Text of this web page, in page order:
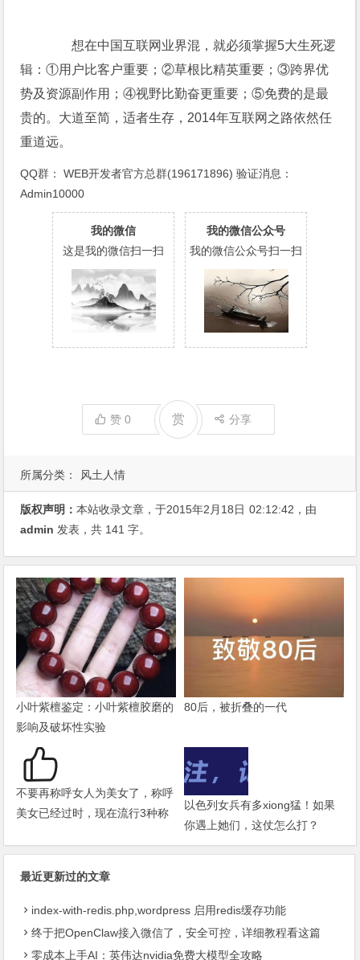
所属分类： 风土人情
想在中国互联网业界混，就必须掌握5大生死逻
辑：①用户比客户重要；②草根比精英重要；③跨界优
势及资源副作用；④视野比勤奋更重要；⑤免费的是最
贵的。大道至简，适者生存，2014年互联网之路依然任
重道远。
QQ群：WEB开发者官方总群(196171896) 验证消息：
Admin10000
我的微信
这是我的微信扫一扫
我的微信公众号
我的微信公众号扫一扫
赞0 赏 分享
版权声明：本站收录文章，于2015年2月18日 02:12:42 ，由
admin 发表，共 141 字。
小叶紫檀鉴定：小叶紫檀胶磨的
影响及破坏性实验
80后，被折叠的一代
不要再称呼女人为美女了，称呼
美女已经过时，现在流行3种称
以色列女兵有多xiong猛！如果
你遇上她们，这仗怎么打？
最近更新过的文章
index-with-redis.php,wordpress 启用redis缓存功能
终于把OpenClaw接入微信了，安全可控，详细教程看这篇
零成本上手AI：英伟达nvidia免费大模型全攻略